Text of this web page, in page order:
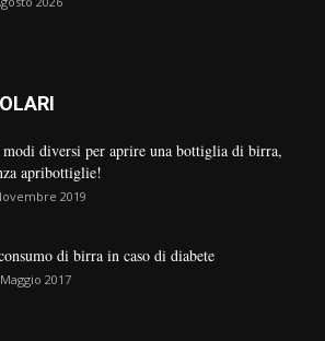
modi diversi per aprire una bottiglia di birra,
apribottiglie!
2019
di birra in caso di diabete
2017